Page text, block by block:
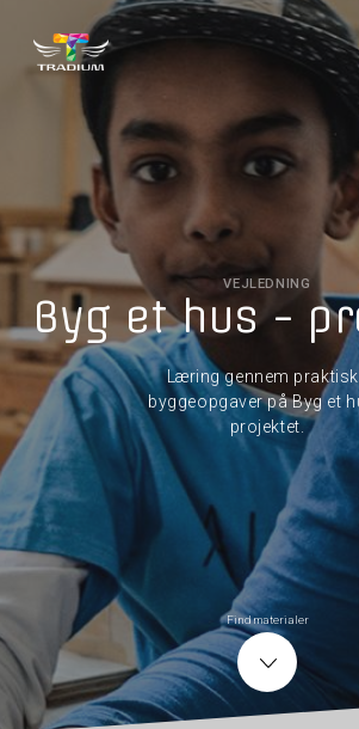
VEJLEDNING
Byg et hus -
Læring gennem
byggeopgaver på Byg et
projektet.
Find materialer